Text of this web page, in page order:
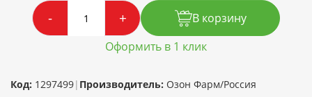
- +
В корзину
Оформить в 1 клик
Код: 1297499| Производитель: Озон Фарм/Россия